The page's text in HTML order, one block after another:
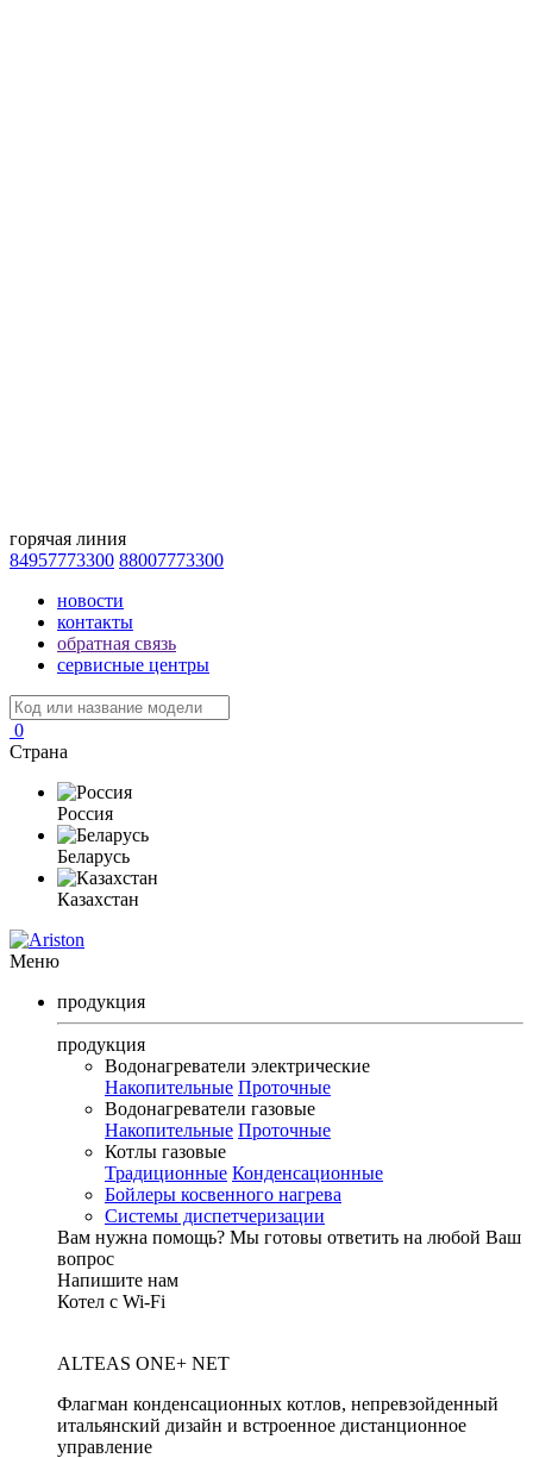
горячая линия
84957773300 88007773300
новости
контакты
обратная связь
сервисные центры
0
Страна
Россия
Беларусь
Казахстан
Меню
продукция
продукция
Водонагреватели электрические
Накопительные Проточные
Водонагреватели газовые
Накопительные Проточные
Котлы газовые
Традиционные Конденсационные
Бойлеры косвенного нагрева
Системы диспетчеризации
Вам нужна помощь? Мы готовы ответить на любой Ваш
вопрос
Напишите нам
Котел с Wi-Fi
ALTEAS ONE+ NET
Флагман конденсационных котлов, непревзойденный
итальянский дизайн и встроенное дистанционное
управление